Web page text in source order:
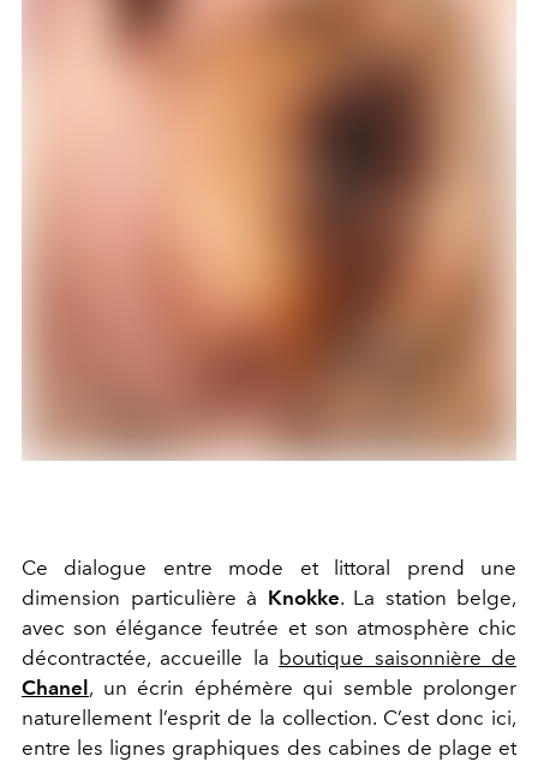
Ce dialogue entre mode et littoral prend une
dimension particulière à Knokke. La station belge,
avec son élégance feutrée et son atmosphère chic
décontractée, accueille la boutique saisonnière de
Chanel , un écrin éphémère qui semble prolonger
naturellement l’esprit de la collection. C’est donc ici,
entre les lignes graphiques des cabines de plage et